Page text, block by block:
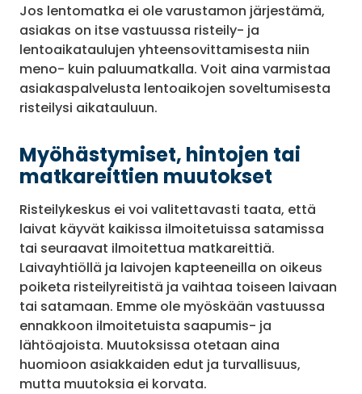
Jos lentomatka ei ole varustamon järjestämä,
asiakas on itse vastuussa risteily- ja
lentoaikataulujen yhteensovittamisesta niin
meno- kuin paluumatkalla. Voit aina varmistaa
asiakaspalvelusta lentoaikojen soveltumisesta
risteilysi aikatauluun.
Myöhästymiset, hintojen tai
matkareittien muutokset
Risteilykeskus ei voi valitettavasti taata, että
laivat käyvät kaikissa ilmoitetuissa satamissa
tai seuraavat ilmoitettua matkareittiä.
Laivayhtiöllä ja laivojen kapteeneilla on oikeus
poiketa risteilyreitistä ja vaihtaa toiseen laivaan
tai satamaan. Emme ole myöskään vastuussa
ennakkoon ilmoitetuista saapumis- ja
lähtöajoista. Muutoksissa otetaan aina
huomioon asiakkaiden edut ja turvallisuus,
mutta muutoksia ei korvata.